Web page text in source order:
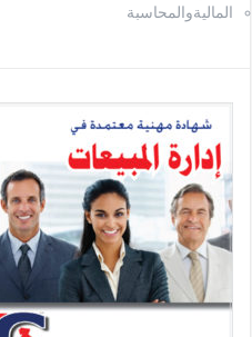
الماليةوالمحاسبة